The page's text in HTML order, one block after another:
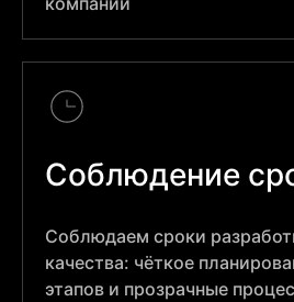
Соблюдение
Соблюдаем сроки
качества: чёткое
этапов и прозрачные